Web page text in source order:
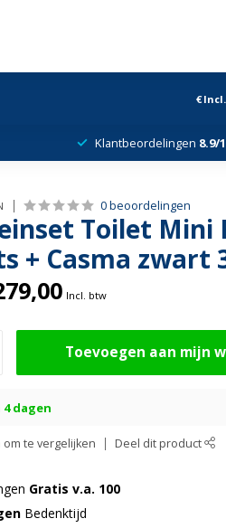
€
Klantbeordelingen 8.9/
0 beoordelingen
Toilet Mini
+ Casma zwart
Incl. btw
Toevoegen aan mijn
4 dagen
te vergelijken Deel dit product
Gratis v.a. 100
Bedenktijd